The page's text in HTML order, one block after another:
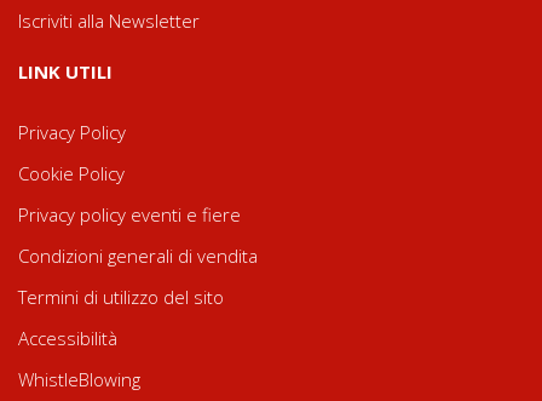
Iscriviti alla Newsletter
LINK UTILI
Privacy Policy
Cookie Policy
Privacy policy eventi e fiere
Condizioni generali di vendita
Termini di utilizzo del sito
Accessibilità
WhistleBlowing